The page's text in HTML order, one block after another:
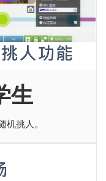
生
机挑人。